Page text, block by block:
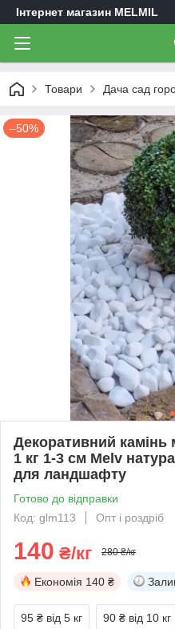
Інтернет магазин MELMIL
Товари Дача сад
–50%
Декоративний камінь
1 кг 1-3 см Melv
для ландшафту
Готово до відправки
Код: glm113
Опт і роздріб
140 ₴/кг 280 ₴/кг
Економія 140 ₴
95 ₴ від 5 кг 90 ₴ від 10 кг